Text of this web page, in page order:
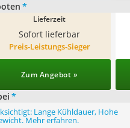
*
Lieferzeit
Sofort lieferbar
Preis-Leistungs-Sieger
Zum Angebot »
*
Lange Kühldauer, Hohe
Mehr erfahren.